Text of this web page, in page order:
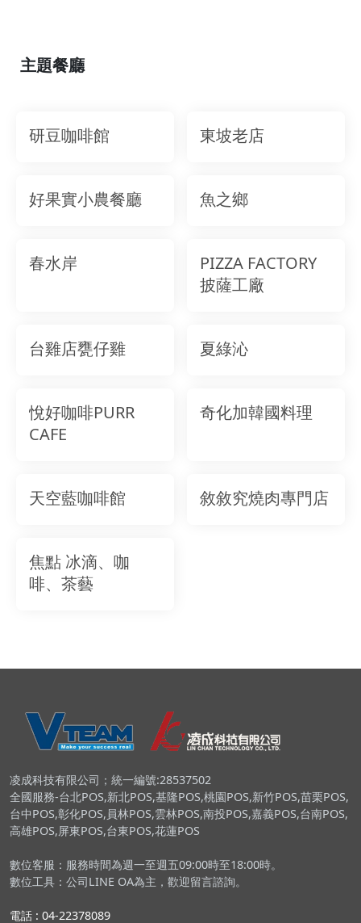
研豆咖啡館 東坡老店
好果實小農餐廳 魚之鄉
春水岸
PIZZA FACTORY
披薩工廠
台雞店甕仔雞 夏綠沁
悅好咖啡PURR
CAFE
奇化加韓國料理
天空藍咖啡館 敘敘究燒肉專門店
焦點 冰滴、咖
啡、茶藝
主題餐廳
凌成科技有限公司；統一編號:28537502
全國服務-台北POS,新北POS,基隆POS,桃園POS,新竹POS,苗栗POS,
台中POS,彰化POS,員林POS,雲林POS,南投POS,嘉義POS,台南POS,
高雄POS,屏東POS,台東POS,花蓮POS
數位客服：服務時間為週一至週五09:00時至18:00時。
數位工具：公司LINE OA為主，歡迎留言諮詢。
電話 : 04-22378089